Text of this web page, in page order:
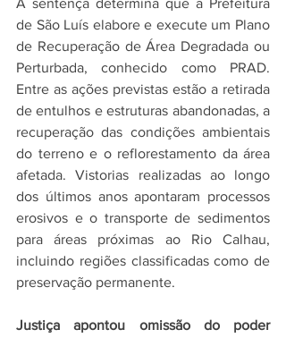
A sentença determina que a Prefeitura
de São Luís elabore e execute um Plano
de Recuperação de Área Degradada ou
Perturbada, conhecido como PRAD.
Entre as ações previstas estão a retirada
de entulhos e estruturas abandonadas, a
recuperação das condições ambientais
do terreno e o reflorestamento da área
afetada. Vistorias realizadas ao longo
dos últimos anos apontaram processos
erosivos e o transporte de sedimentos
para áreas próximas ao Rio Calhau,
incluindo regiões classificadas como de
preservação permanente.
Justiça apontou omissão do poder